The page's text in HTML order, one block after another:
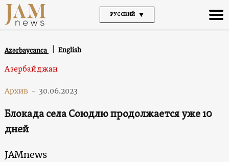
РУССКИЙ
Azərbaycanca English
Азербайджан
Архив - 30.06.2023
Блокада села Союдлю продолжается уже 10
дней
JAMnews